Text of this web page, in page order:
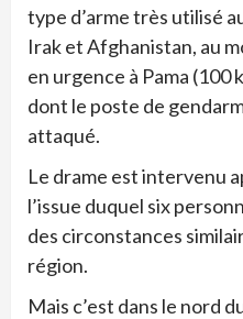
type d’arme très utilisé
Irak et Afghanistan, au
en urgence à Pama (100
dont le poste de
attaqué.
Le drame est intervenu
l’issue duquel six
des circonstances
région.
Mais c’est dans le nord